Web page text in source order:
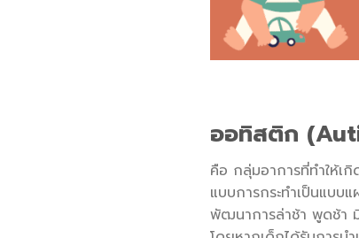
ออทิสติก
คือ กลุ่มอาการที่ทำให้เ
แบบการกระทำเป็นแบบ
พัฒนาการล่าช้า พูดช้า